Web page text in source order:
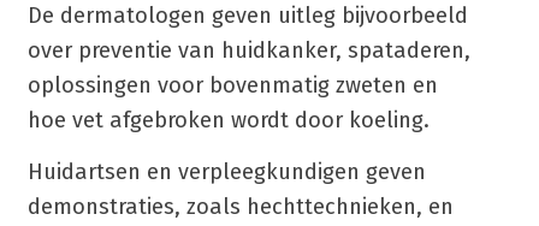
De dermatologen geven uitleg bijvoorbeeld
over preventie van huidkanker, spataderen,
oplossingen voor bovenmatig zweten en
hoe vet afgebroken wordt door koeling.
Huidartsen en verpleegkundigen geven
demonstraties, zoals hechttechnieken, en